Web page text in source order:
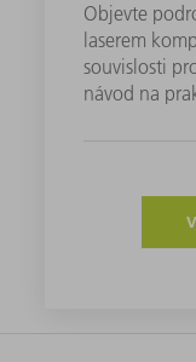
Objevte
laserem
souvislosti
návod na